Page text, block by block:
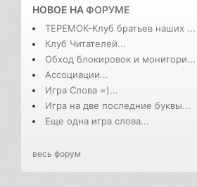
НОВОЕ НАФОРУМЕ
ТЕРЕМОК-Клуб братьев наших ...
Клуб Читателей...
Обход блокировок и монитори...
Ассоциации...
Игра Слова =)...
Игра на две последние буквы...
Еще одна игра слова...
весь форум